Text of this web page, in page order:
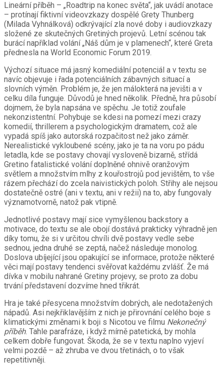
Lineární příběh – „Roadtrip na konec světa“, jak uvádí anotace
– protínají fiktivní videovzkazy dospělé Grety Thunberg
(Milada Vyhnálková) odkrývající zla nové doby i audiovzkazy
složené ze skutečných Gretiných projevů. Letní scénou tak
burácí například volání „Náš dům je v plamenech“, které Greta
přednesla na World Economic Forum 2019.
Výchozí situace má jasný komediální potenciál a v textu se
navíc objevuje i řada potenciálních zábavných situací a
slovních výměn. Problém je, že jen málokterá na jevišti a v
celku díla funguje. Důvodů je hned několik. Předně, hra působí
dojmem, že byla napsána ve spěchu. Je totiž zoufale
nekonzistentní. Pohybuje se kdesi na pomezí mezi crazy
komedií, thrillerem a psychologickým dramatem, což ale
vypadá spíš jako autorská rozpačitost než jako záměr.
Nerealistické vykloubené scény, jako je ta na voru po pádu
letadla, kde se postavy chovají vysloveně bizarně, střídá
Gretino fatalistické volání doplněné ohnivě oranžovým
světlem a množstvím mlhy z kouřostrojů pod jevištěm, to vše
rázem přechází do zcela naivistických poloh. Střihy ale nejsou
dostatečně ostré (ani v textu, ani v režii) na to, aby fungovaly
významotvorně, natož pak vtipně.
Jednotlivé postavy mají sice vymyšlenou backstory a
motivace, do textu se ale obojí dostává prakticky výhradně jen
díky tomu, že si v určitou chvíli dvě postavy vedle sebe
sednou, jedna druhé se zeptá, načež následuje monolog.
Doslova ubíjející jsou opakující se informace, protože některé
věci mají postavy tendenci svěřovat každému zvlášť. Že má
dívka v mobilu nahrané Gretiny projevy, se proto za dobu
trvání představení dozvíme hned třikrát.
Hra je také přesycena množstvím dobrých, ale nedotažených
nápadů. Asi nejkřiklavějším z nich je přirovnání celého boje s
klimatickými změnami k boji s Nicotou ve filmu Nekonečný
příběh. Tahle parafráze, i když mírně patetická, by mohla
celkem dobře fungovat. Škoda, že se v textu naplno vyjeví
velmi pozdě – až zhruba ve dvou třetinách, o to však
repetitivněji.